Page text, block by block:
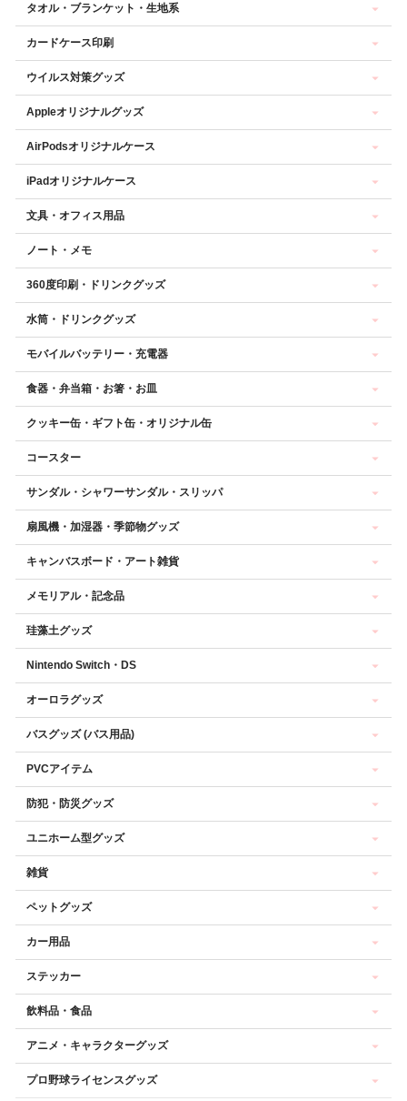
タオル・ブランケット・生地系
カードケース印刷
ウイルス対策グッズ
Appleオリジナルグッズ
AirPodsオリジナルケース
iPadオリジナルケース
文具・オフィス用品
ノート・メモ
360度印刷・ドリンクグッズ
水筒・ドリンクグッズ
モバイルバッテリー・充電器
食器・弁当箱・お箸・お皿
クッキー缶・ギフト缶・オリジナル缶
コースター
サンダル・シャワーサンダル・スリッパ
扇風機・加湿器・季節物グッズ
キャンバスボード・アート雑貨
メモリアル・記念品
珪藻土グッズ
Nintendo Switch・DS
オーロラグッズ
バスグッズ (バス用品)
PVCアイテム
防犯・防災グッズ
ユニホーム型グッズ
雑貨
ペットグッズ
カー用品
ステッカー
飲料品・食品
アニメ・キャラクターグッズ
プロ野球ライセンスグッズ